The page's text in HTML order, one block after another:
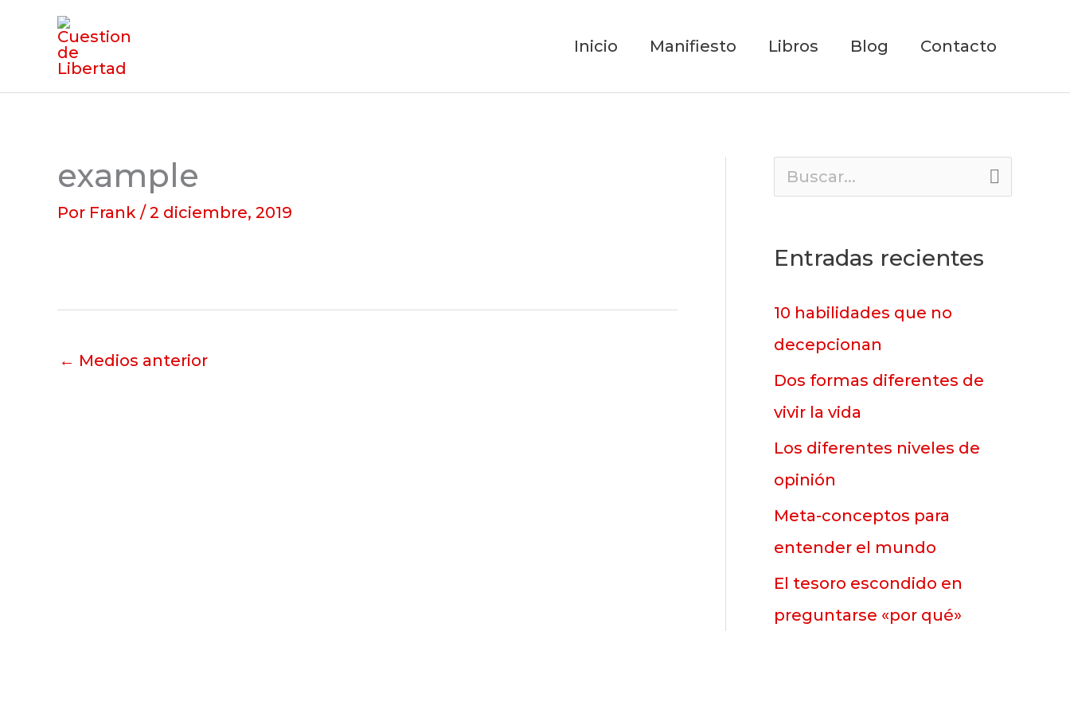
contenido
Inicio Manifiesto Libros Blog Contacto
example
Por Frank /2 diciembre, 2019
← Medios anterior
s
a
r
p
o
Entradas recientes
10 habilidades que no
decepcionan
Dos formas diferentes de
vivir la vida
Los diferentes niveles de
opinión
Meta-conceptos para
entender el mundo
El tesoro escondido en
preguntarse «por qué»